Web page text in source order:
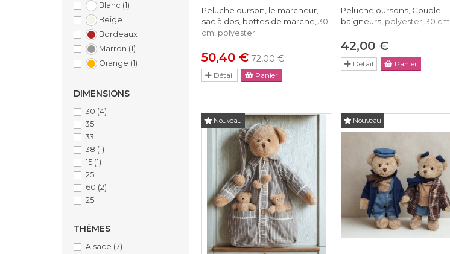
Peluche ourson, le marcheur,
sac à dos, bottes de marche, 30
cm, polyester
50,40 € 72,00 €
Détail Panier
Peluche oursons, Couple
baigneurs, polyester, 30 cm
42,00 €
Détail Panier
Nouveau Nouveau
Blanc (1)
Beige
Bordeaux
Marron (1)
Orange (1)
DIMENSIONS
30 (4)
35
33
38 (1)
15 (1)
25
60 (2)
25
THÈMES
Alsace (7)